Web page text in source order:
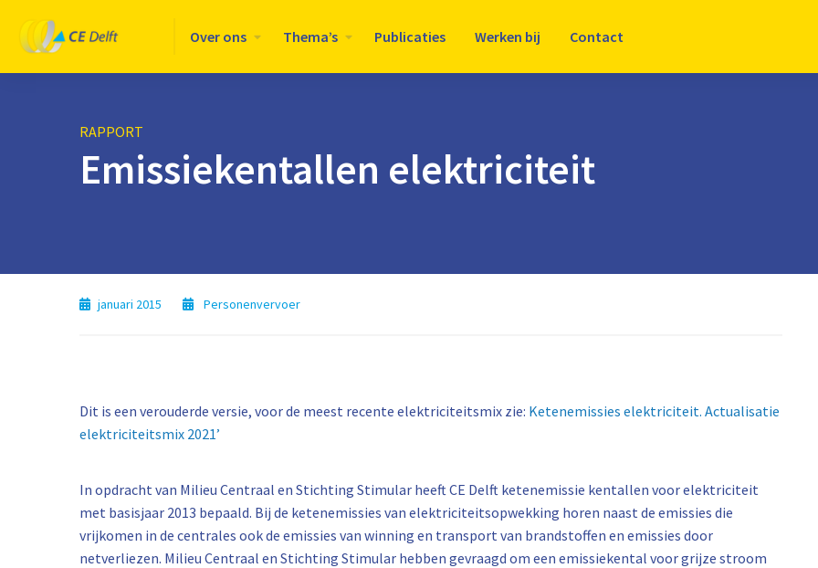
Logo
CE
Delft
Over ons Thema’s Publicaties Werken bij Contact
RAPPORT
Emissiekentallen elektriciteit
januari 2015 Personenvervoer
Dit is een verouderde versie, voor de meest recente elektriciteitsmix zie: Ketenemissies elektriciteit. Actualisatie
elektriciteitsmix 2021’
In opdracht van Milieu Centraal en Stichting Stimular heeft CE Delft ketenemissie kentallen voor elektriciteit
met basisjaar 2013 bepaald. Bij de ketenemissies van elektriciteitsopwekking horen naast de emissies die
vrijkomen in de centrales ook de emissies van winning en transport van brandstoffen en emissies door
netverliezen. Milieu Centraal en Stichting Stimular hebben gevraagd om een emissiekental voor grijze stroom